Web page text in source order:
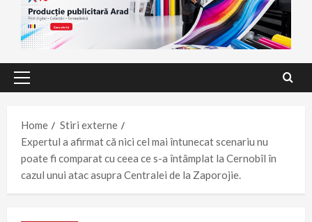
Primary
Home
Stiri externe
Expertul a afirmat că nici cel mai întunecat scenariu nu
poate fi comparat cu ceea ce s-a întâmplat la Cernobîl în
cazul unui atac asupra Centralei de la Zaporojie.